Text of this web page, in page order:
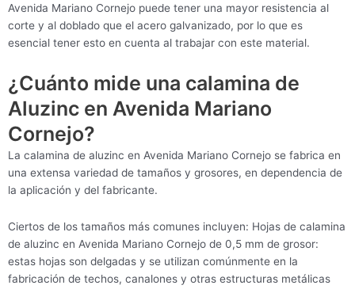
Avenida Mariano Cornejo puede tener una mayor resistencia al
corte y al doblado que el acero galvanizado, por lo que es
esencial tener esto en cuenta al trabajar con este material.
¿Cuánto mide una calamina de
Aluzinc en Avenida Mariano
Cornejo?
La calamina de aluzinc en Avenida Mariano Cornejo se fabrica en
una extensa variedad de tamaños y grosores, en dependencia de
la aplicación y del fabricante.
Ciertos de los tamaños más comunes incluyen: Hojas de calamina
de aluzinc en Avenida Mariano Cornejo de 0,5 mm de grosor:
estas hojas son delgadas y se utilizan comúnmente en la
fabricación de techos, canalones y otras estructuras metálicas